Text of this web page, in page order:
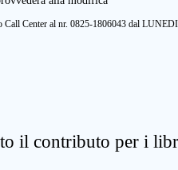
Call Center al nr. 0825-1806043 dal
il contributo per i